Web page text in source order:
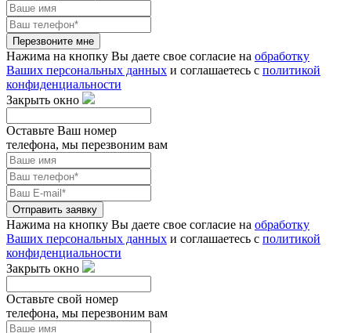
Перезвоните мне
Нажима на кнопку Вы даете свое согласие на обработку
Ваших персональных данных и соглашаетесь с политикой
конфиденциальности
Закрыть окно
Оставьте Ваш номер
телефона, мы перезвоним вам
Отправить заявку
Нажима на кнопку Вы даете свое согласие на обработку
Ваших персональных данных и соглашаетесь с политикой
конфиденциальности
Закрыть окно
Оставьте свой номер
телефона, мы перезвоним вам